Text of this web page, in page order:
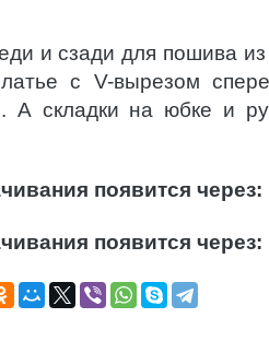
и сзади для пошива
с V-вырезом
А складки на юбке и
появится через:
появится через: